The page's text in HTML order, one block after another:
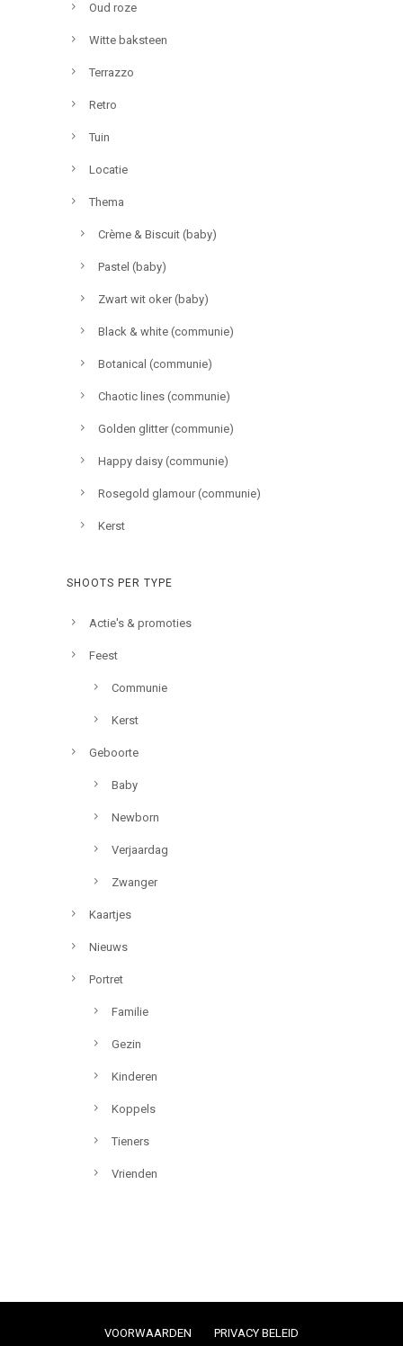
Oud roze
Witte baksteen
Terrazzo
Retro
Tuin
Locatie
Thema
Crème & Biscuit (baby)
Pastel (baby)
Zwart wit oker (baby)
Black & white (communie)
Botanical (communie)
Chaotic lines (communie)
Golden glitter (communie)
Happy daisy (communie)
Rosegold glamour (communie)
Kerst
SHOOTS PER TYPE
Actie's & promoties
Feest
Communie
Kerst
Geboorte
Baby
Newborn
Verjaardag
Zwanger
Kaartjes
Nieuws
Portret
Familie
Gezin
Kinderen
Koppels
Tieners
Vrienden
VOORWAARDEN PRIVACY BELEID